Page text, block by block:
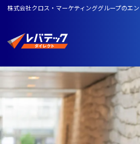
株式会社クロス・マーケティンググループのエ